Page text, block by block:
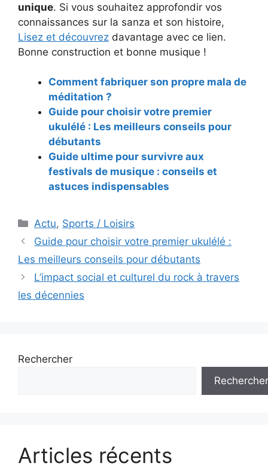
unique. Si vous souhaitez approfondir vos
connaissances sur la sanza et son histoire,
Lisez et découvrez davantage avec ce lien.
Bonne construction et bonne musique !
Comment fabriquer son propre mala de
méditation ?
Guide pour choisir votre premier
ukulélé : Les meilleurs conseils pour
débutants
Guide ultime pour survivre aux
festivals de musique : conseils et
astuces indispensables
Catégories
Actu, Sports / Loisirs
Navigation
des
Guide pour choisir votre premier ukulélé :
Les meilleurs conseils pour débutants
L’impact social et culturel du rock à travers
les décennies
Rechercher
Rechercher
Articles récents